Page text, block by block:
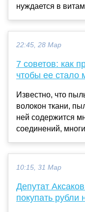
нуждается в
22:45, 28 Мар
7 советов: как
чтобы ее стало
Известно, что
волокон ткани,
ней содержится
соединений,
10:15, 31 Мар
Депутат
покупать рубли